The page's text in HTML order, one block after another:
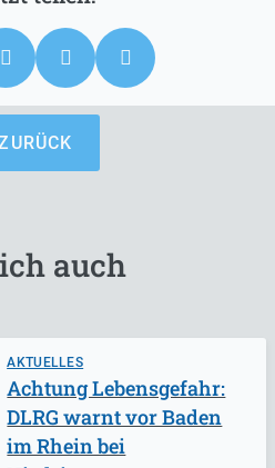
auch
AKTUELLES
Achtung Lebensgefahr:
DLRG warnt vor Baden
im Rhein bei